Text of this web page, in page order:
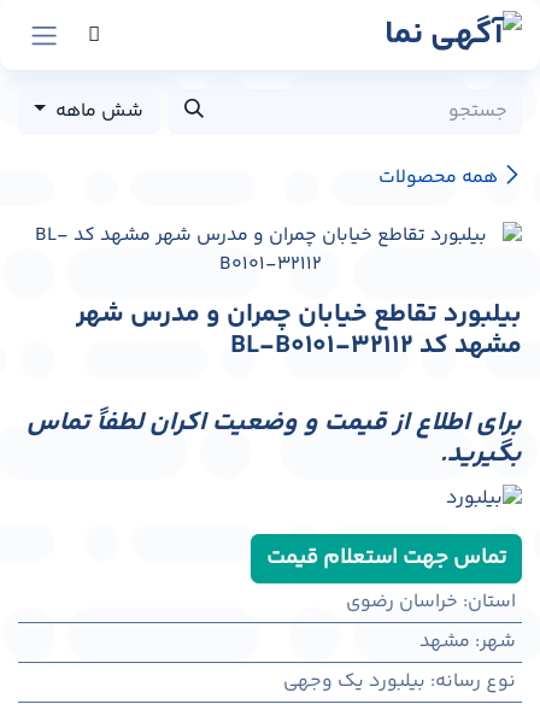
پرش به محتوا
همه محصولات
شش ماهه
بیلبورد تقاطع خیابان چمران و مدرس شهر
مشهد کد BL-B0101-32112
برای اطلاع از قیمت و وضعیت اکران لطفاً تماس
بگیرید.
تماس جهت استعلام قیمت
استان: خراسان رضوی
شهر: مشهد
نوع رسانه: بیلبورد یک وجهی